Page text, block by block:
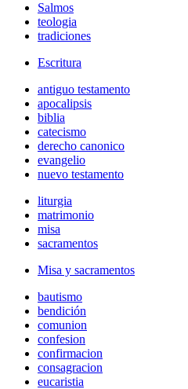
Salmos
teologia
tradiciones
Escritura
antiguo testamento
apocalipsis
biblia
catecismo
derecho canonico
evangelio
nuevo testamento
liturgia
matrimonio
misa
sacramentos
Misa y sacramentos
bautismo
bendición
comunion
confesion
confirmacion
consagracion
eucaristia